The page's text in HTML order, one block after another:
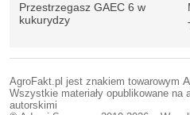
Przestrzegasz GAEC 6 w
kukurydzy
AgroFakt.pl jest znakiem towarowym
Wszystkie materiały opublikowane na
autorskimi